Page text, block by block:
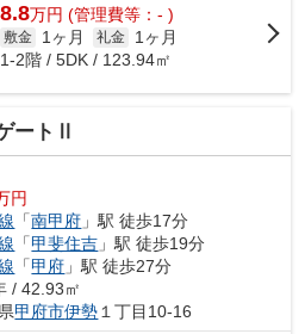
8.8万円 (管理費等：- )
敷金 1ヶ月 礼金
1ヶ月
1-2階 / 5DK / 123.94㎡
ートⅡ
円
「南甲府 」駅 徒歩17分
「甲斐住吉 」駅 徒歩19分
「甲府 」駅 徒歩27分
/ 42.93㎡
甲府市伊勢１丁目10-16